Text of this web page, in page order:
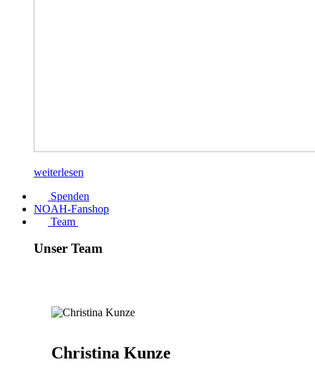
weiterlesen
Spenden
NOAH-Fanshop
Team
Unser Team
Christina Kunze